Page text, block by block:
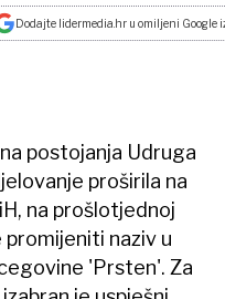
Dodajte lidermedia.hr u omiljeni Google
postojanja Udruga
proširila na
na prošlotjednoj
naziv u
'Prsten'. Za